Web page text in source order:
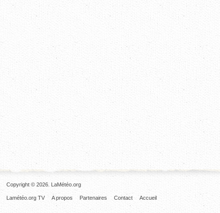
Copyright © 2026. LaMétéo.org
Accueil
Contact
Partenaires
A propos
Lamétéo.org TV